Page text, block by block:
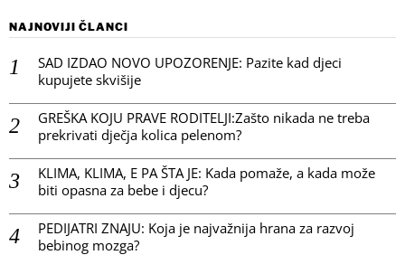
NAJNOVIJI ČLANCI
SAD IZDAO NOVO UPOZORENJE: Pazite kad djeci
kupujete skvišije
GREŠKA KOJU PRAVE RODITELJI:Zašto nikada ne treba
prekrivati dječja kolica pelenom?
KLIMA, KLIMA, E PA ŠTA JE: Kada pomaže, a kada može
biti opasna za bebe i djecu?
PEDIJATRI ZNAJU: Koja je najvažnija hrana za razvoj
bebinog mozga?